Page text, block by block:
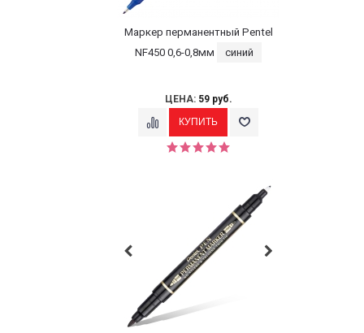
Маркер перманентный Pentel
NF450 0,6-0,8мм
синий
ЦЕНА: 59 руб.